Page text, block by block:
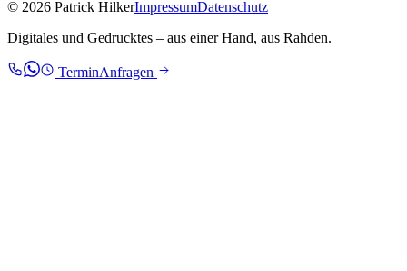
© 2026 Patrick HilkerImpressumDatenschutz
Digitales und Gedrucktes – aus einer Hand, aus Rahden.
TerminAnfragen